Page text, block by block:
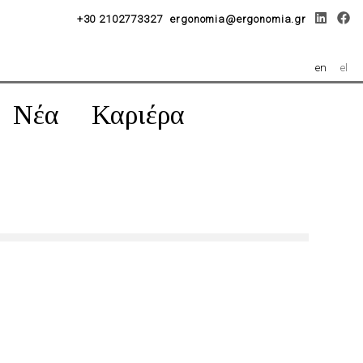
+30 2102773327 ergonomia@ergonomia.gr
en el
Νέα Καριέρα